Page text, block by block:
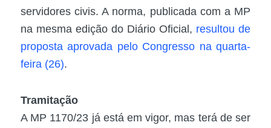
servidores civis. A norma, publicada com a MP
na mesma edição do Diário Oficial, resultou de
proposta aprovada pelo Congresso na quarta-
feira (26).
Tramitação
A MP 1170/23 já está em vigor, mas terá de ser